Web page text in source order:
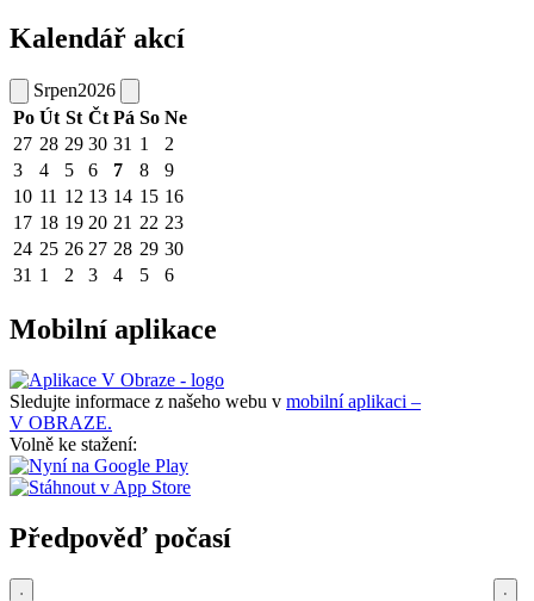
Kalendář akcí
Srpen2026
Po Út St Čt Pá So Ne
27 28 29 30 31 1
2
3
4 5 6 7 8
9
10 11 12 13 14 15 16
17 18 19 20 21 22 23
24 25 26 27 28 29 30
31 1 2 3 4 5 6
Mobilní aplikace
Sledujte informace z našeho webu v mobilní aplikaci –
V OBRAZE.
Volně ke stažení:
Předpověď počasí